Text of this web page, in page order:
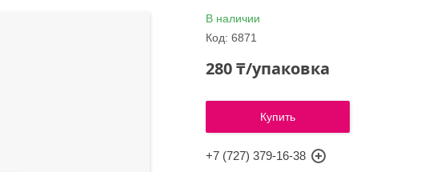
В наличии
Код:6871
280 ₸/упаковка
Купить
+7 (727) 379-16-38